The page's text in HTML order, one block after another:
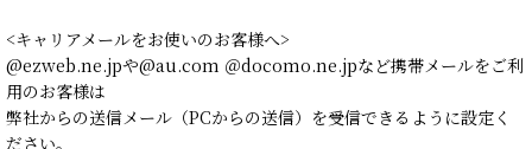
<キャリアメールをお使いのお客様へ>
@ezweb.ne.jpや@au.com ＠docomo.ne.jpなど携帯メールをご利
用のお客様は
弊社からの送信メール（PCからの送信）を受信できるように設定く
ださい。